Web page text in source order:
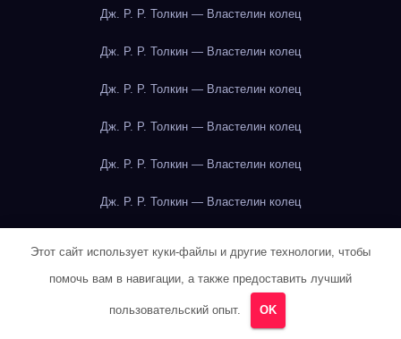
Дж. Р. Р. Толкин — Властелин колец
Дж. Р. Р. Толкин — Властелин колец
Дж. Р. Р. Толкин — Властелин колец
Дж. Р. Р. Толкин — Властелин колец
Дж. Р. Р. Толкин — Властелин колец
Дж. Р. Р. Толкин — Властелин колец
Джейн Остин — Гордость и предубеждение
Джейн Остин — Гордость и предубеждение
Этот сайт использует куки-файлы и другие технологии, чтобы
помочь вам в навигации, а также предоставить лучший
пользовательский опыт. OK